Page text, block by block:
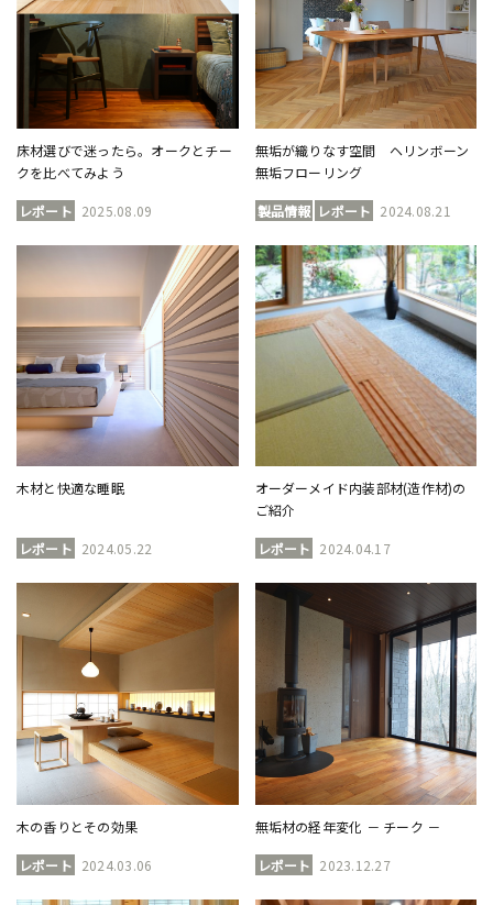
床材選びで迷ったら。オークとチー
クを比べてみよう
レポート 2025.08.09
無垢が織りなす空間 ヘリンボーン
無垢フローリング
製品情報 レポート 2024.08.21
木材と快適な睡眠
レポート 2024.05.22
オーダーメイド内装部材(造作材)の
ご紹介
レポート 2024.04.17
木の香りとその効果
レポート 2024.03.06
無垢材の経年変化 － チーク －
レポート 2023.12.27